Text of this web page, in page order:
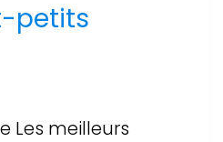
petits
Les meilleurs